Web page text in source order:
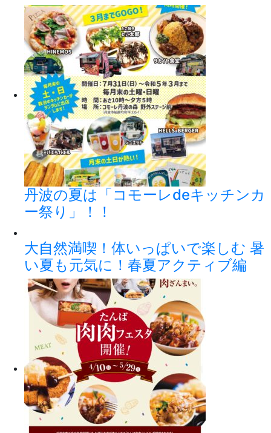
丹波の夏は「コモーレdeキッチンカ
ー祭り」！！
大自然満喫！体いっぱいで楽しむ 暑
い夏も元気に！春夏アクティブ編